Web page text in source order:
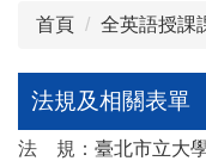
首頁 全英語授課
法規及相關表單
法 規： 臺北市立大